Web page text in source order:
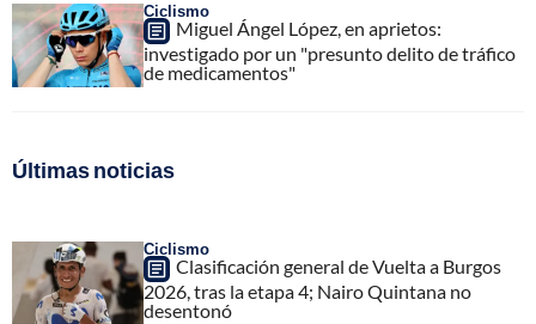
Ciclismo
Miguel Ángel López, en aprietos:
investigado por un "presunto delito de tráfico
de medicamentos"
Últimas noticias
Ciclismo
Clasificación general de Vuelta a Burgos
2026, tras la etapa 4; Nairo Quintana no
desentonó